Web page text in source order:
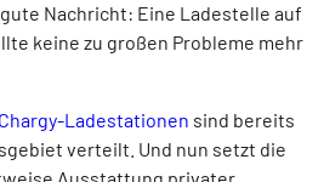
Nachricht: Eine Ladestelle auf
keine zu großen Probleme mehr
Chargy-Ladestationen sind bereits
verteilt. Und nun setzt die